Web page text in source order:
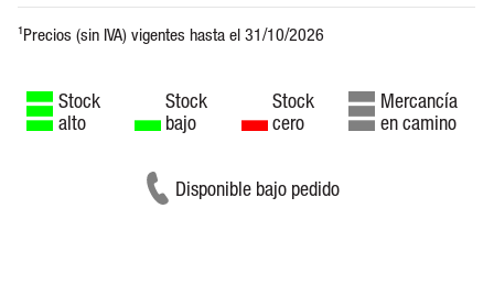
Stock
alto
Stock
bajo
Stock
cero
Mercancía
en camino
Disponible bajo pedido